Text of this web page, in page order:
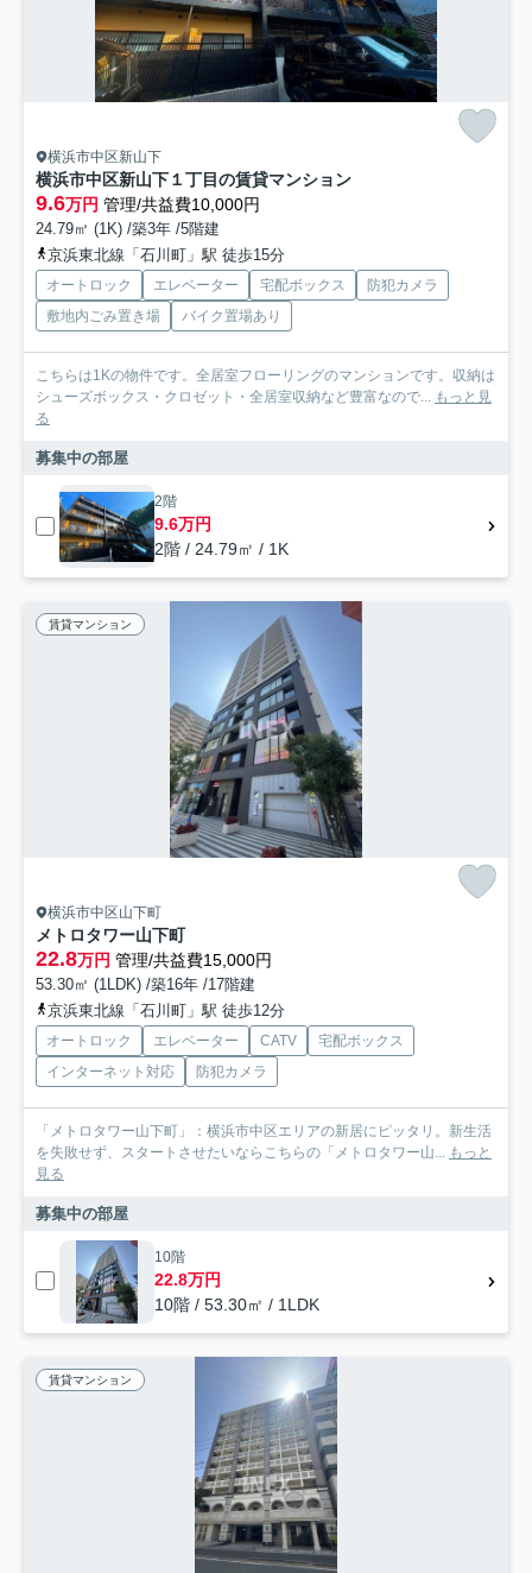
横浜市中区新山下
横浜市中区新山下１丁目の賃貸マンション
9.6万円 管理/共益費10,000円
24.79㎡ (1K) /築3年 /5階建
京浜東北線「石川町」駅 徒歩15分
オートロック エレベーター 宅配ボックス
防犯カメラ
敷地内ごみ置き場
バイク置場あり
こちらは1Kの物件です。全居室フローリングのマンションです。収納は
シューズボックス・クロゼット・全居室収納など豊富なので... もっと見
る
募集中の部屋
2階
9.6万円
2階 / 24.79㎡ / 1K
賃貸マンション
横浜市中区山下町
メトロタワー山下町
22.8万円 管理/共益費15,000円
53.30㎡ (1LDK) /築16年 /17階建
京浜東北線「石川町」駅 徒歩12分
オートロック エレベーター CATV
宅配ボックス
インターネット対応
防犯カメラ
「メトロタワー山下町」：横浜市中区エリアの新居にピッタリ。新生活
を失敗せず、スタートさせたいならこちらの「メトロタワー山...
もっと
見る
募集中の部屋
10階
22.8万円
10階 / 53.30㎡ / 1LDK
賃貸マンション